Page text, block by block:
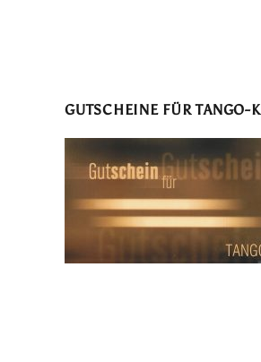
GUTSCHEINE FÜR TANGO-